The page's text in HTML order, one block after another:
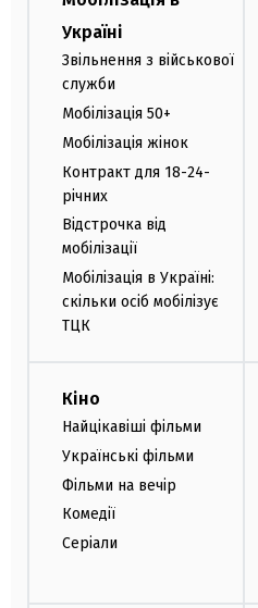
Україні
Звільнення з військової
служби
Мобілізація 50+
Мобілізація жінок
Контракт для 18-24-
річних
Відстрочка від
мобілізації
Мобілізація в Україні:
скільки осіб мобілізує
ТЦК
Кіно
Найцікавіші фільми
Українські фільми
Фільми на вечір
Комедії
Серіали